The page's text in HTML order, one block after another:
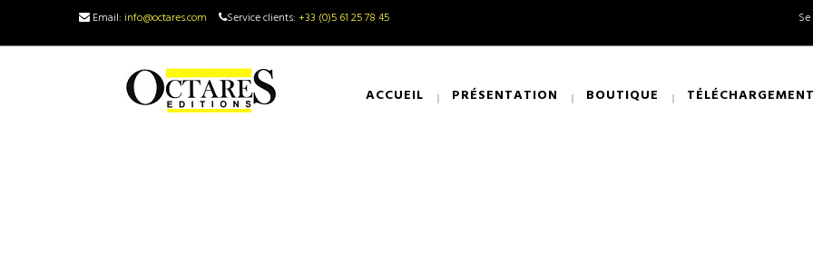
Email: info@octares.com Service clients: +33 (0)5 61 25 78 45
ACCUEIL PRÉSENTATION BOUTIQUE